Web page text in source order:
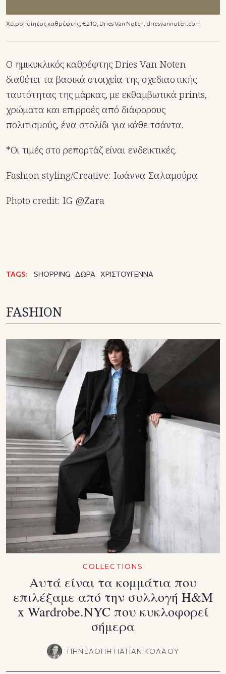
Χειροποίητος καθρέφτης, €210, Dries Van Noten, driesvannoten.com
Ο ημικυκλικός καθρέφτης Dries Van Noten
διαθέτει τα βασικά στοιχεία της σχεδιαστικής
ταυτότητας της μάρκας, με εκθαμβωτικά prints,
χρώματα και επιρροές από διάφορους
πολιτισμούς, ένα στολίδι για κάθε τσάντα.
*Οι τιμές στο ρεπορτάζ είναι ενδεικτικές.
Fashion styling/Creative: Ιωάννα Σαλαμούρα
Photo credit: IG @Zara
TAGS: SHOPPING ΔΩΡΑ ΧΡΙΣΤΟΥΓΕΝΝΑ
FASHION
COLLECTIONS
Αυτά είναι τα κομμάτια που
επιλέξαμε από την συλλογή H&M
x Wardrobe.NYC που κυκλοφορεί
σήμερα
ΠΗΝΕΛΟΠΗ ΠΑΠΑΝΙΚΟΛΑΟΥ